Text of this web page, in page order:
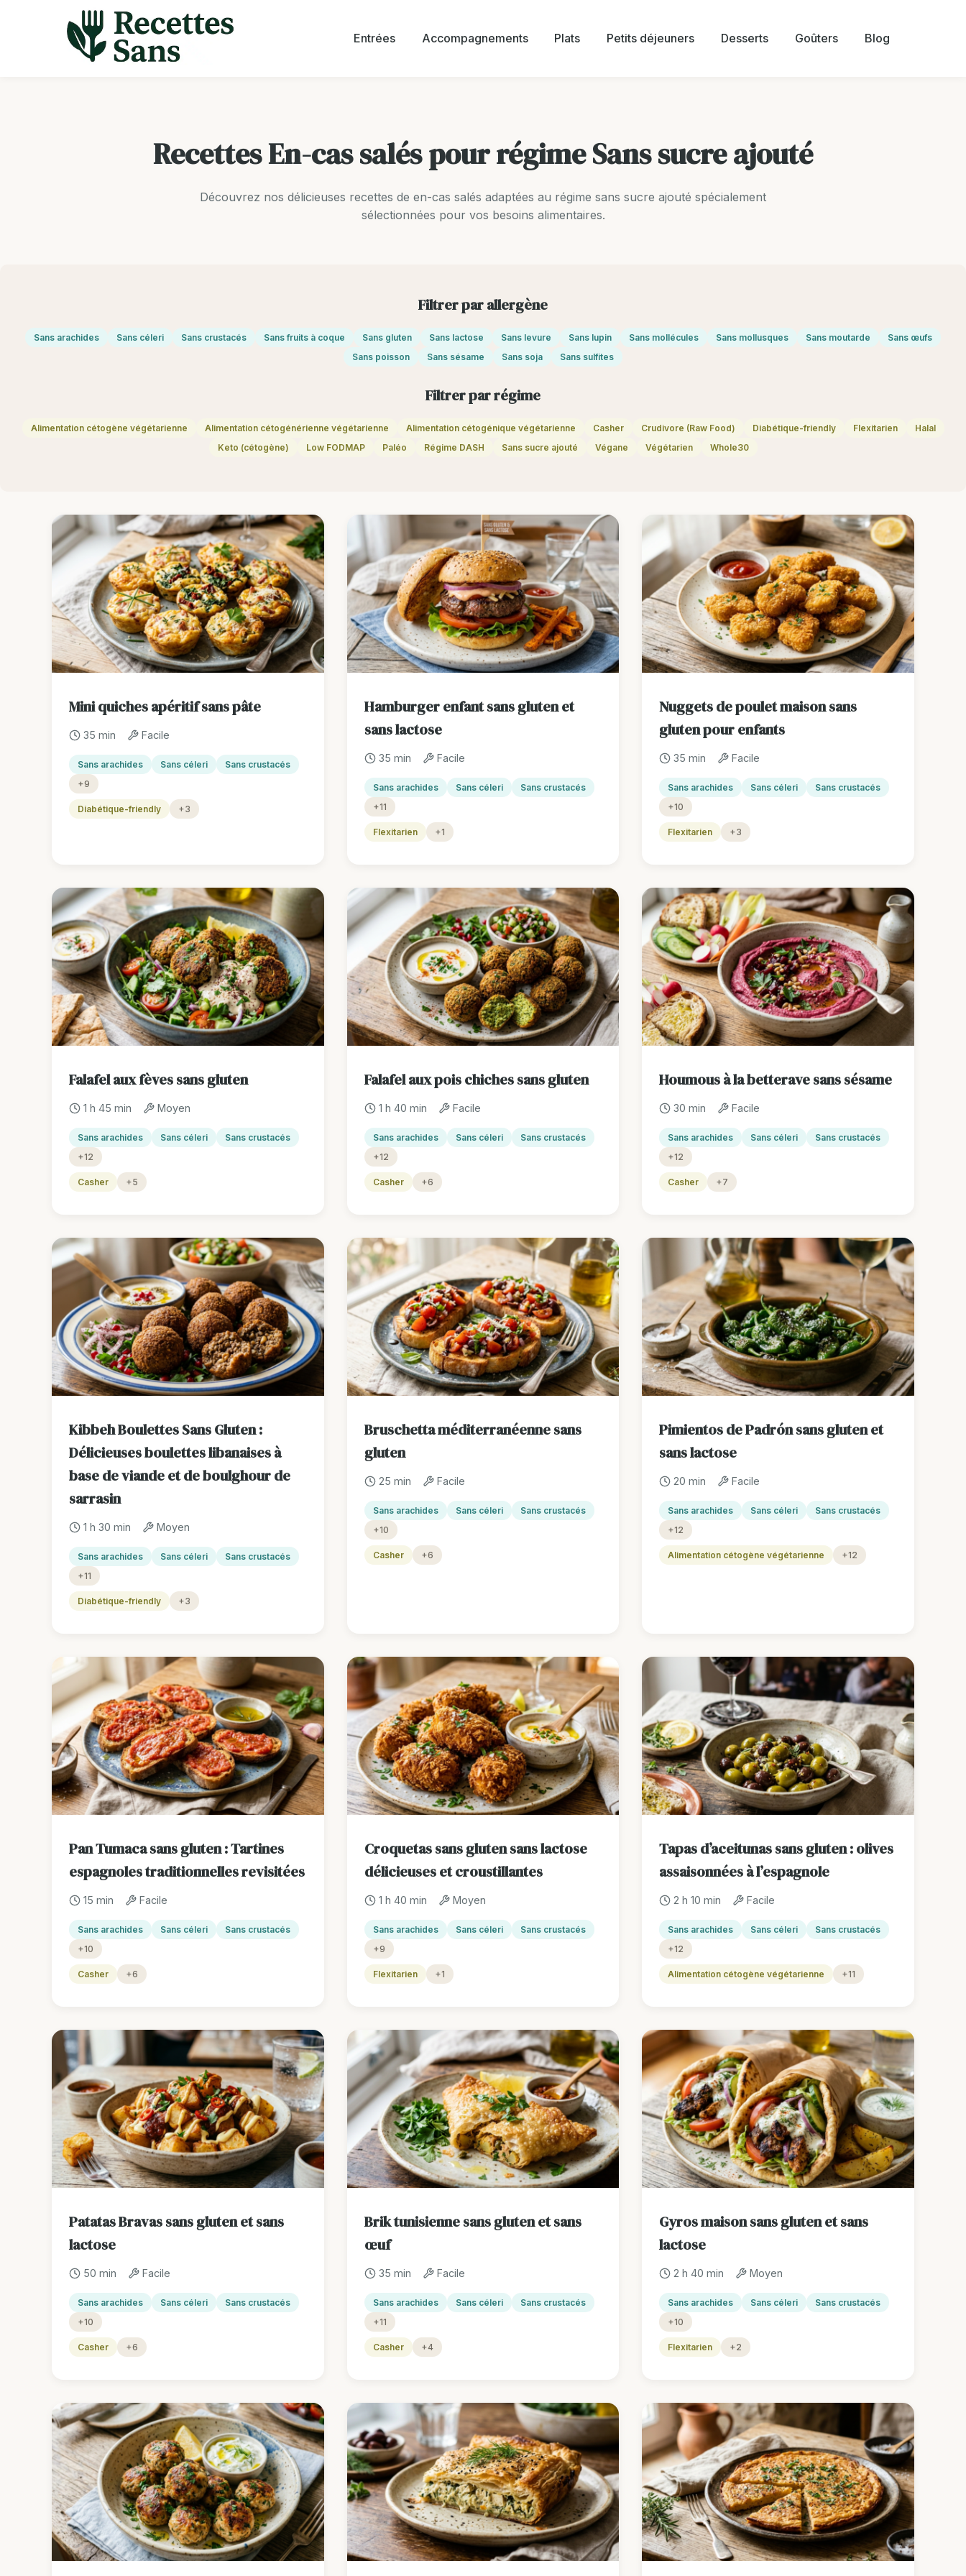
Entrées Accompagnements Plats Petits déjeuners Desserts Goûters Blog
Recettes En-cas salés pour régime Sans sucre ajouté
Découvrez nos délicieuses recettes de en-cas salés adaptées au régime sans sucre ajouté spécialement
sélectionnées pour vos besoins alimentaires.
Filtrer par allergène
Sans arachides Sans céleri Sans crustacés Sans fruits à coque Sans gluten Sans lactose Sans levure Sans lupin Sans mollécules Sans mollusques Sans moutarde
Sans œufs
Sans poisson
Sans sésame Sans soja Sans sulfites
Filtrer par régime
Alimentation cétogène végétarienne Alimentation cétogénérienne végétarienne Alimentation cétogénique végétarienne Casher Crudivore (Raw Food) Diabétique-friendly Flexitarien
Halal
Keto (cétogène)
Low FODMAP Paléo Régime DASH Sans sucre ajouté Végane Végétarien Whole30
Mini quiches apéritif sans pâte
35 min Facile
Sans arachides Sans céleri
Sans crustacés
+9
Diabétique-friendly +3
Hamburger enfant sans gluten et
sans lactose
35 min Facile
Sans arachides Sans céleri
Sans crustacés
+11
Flexitarien +1
Nuggets de poulet maison sans
gluten pour enfants
35 min Facile
Sans arachides Sans céleri
Sans crustacés
+10
Flexitarien +3
Falafel aux fèves sans gluten
1 h 45 min Moyen
Sans arachides Sans céleri
Sans crustacés
+12
Casher +5
Falafel aux pois chiches sans gluten
1 h 40 min Facile
Sans arachides Sans céleri
Sans crustacés
+12
Casher +6
Houmous à la betterave sans sésame
30 min Facile
Sans arachides Sans céleri
Sans crustacés
+12
Casher +7
Kibbeh Boulettes Sans Gluten :
Délicieuses boulettes libanaises à
base de viande et de boulghour de
sarrasin
1 h 30 min Moyen
Sans arachides Sans céleri
Sans crustacés
+11
Diabétique-friendly +3
Bruschetta méditerranéenne sans
gluten
25 min Facile
Sans arachides Sans céleri
Sans crustacés
+10
Casher +6
Pimientos de Padrón sans gluten et
sans lactose
20 min Facile
Sans arachides Sans céleri
Sans crustacés
+12
Alimentation cétogène végétarienne +12
Pan Tumaca sans gluten : Tartines
espagnoles traditionnelles revisitées
15 min Facile
Sans arachides Sans céleri
Sans crustacés
+10
Casher +6
Croquetas sans gluten sans lactose
délicieuses et croustillantes
1 h 40 min Moyen
Sans arachides Sans céleri
Sans crustacés
+9
Flexitarien +1
Tapas d’aceitunas sans gluten : olives
assaisonnées à l’espagnole
2 h 10 min Facile
Sans arachides Sans céleri
Sans crustacés
+12
Alimentation cétogène végétarienne +11
Patatas Bravas sans gluten et sans
lactose
50 min Facile
Sans arachides Sans céleri
Sans crustacés
+10
Casher +6
Brik tunisienne sans gluten et sans
œuf
35 min Facile
Sans arachides Sans céleri
Sans crustacés
+11
Casher +4
Gyros maison sans gluten et sans
lactose
2 h 40 min Moyen
Sans arachides Sans céleri
Sans crustacés
+10
Flexitarien +2